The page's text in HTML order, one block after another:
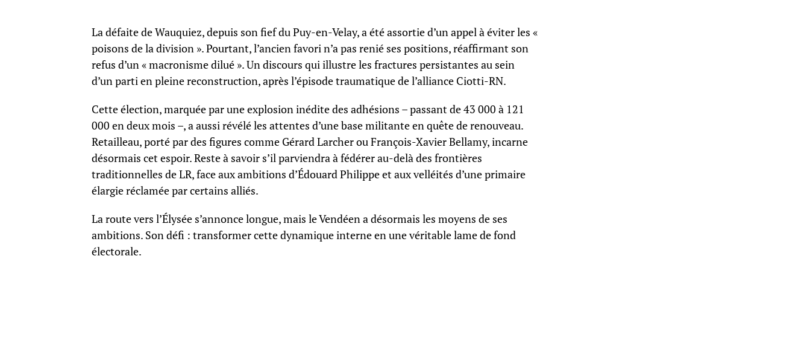
La défaite de Wauquiez, depuis son fief du Puy-en-Velay, a été assortie d’un appel à éviter les «
poisons de la division ». Pourtant, l’ancien favori n’a pas renié ses positions, réaffirmant son
refus d’un « macronisme dilué ». Un discours qui illustre les fractures persistantes au sein
d’un parti en pleine reconstruction, après l’épisode traumatique de l’alliance Ciotti-RN.
Cette élection, marquée par une explosion inédite des adhésions – passant de 43 000 à 121
000 en deux mois –, a aussi révélé les attentes d’une base militante en quête de renouveau.
Retailleau, porté par des figures comme Gérard Larcher ou François-Xavier Bellamy, incarne
désormais cet espoir. Reste à savoir s’il parviendra à fédérer au-delà des frontières
traditionnelles de LR, face aux ambitions d’Édouard Philippe et aux velléités d’une primaire
élargie réclamée par certains alliés.
La route vers l’Élysée s’annonce longue, mais le Vendéen a désormais les moyens de ses
ambitions. Son défi : transformer cette dynamique interne en une véritable lame de fond
électorale.